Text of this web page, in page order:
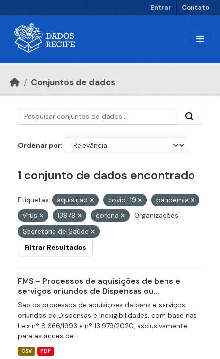
Entrar Contato
Conjuntos de dados
Ordenar por
1 conjunto de dados encontrado
Etiquetas: aquisição covid-19
pandemia
vírus
13979 corona
Organizações:
Secretaria de Saúde
Filtrar Resultados
FMS - Processos de aquisições de bens e
serviços oriundos de Dispensas ou...
São os processos de aquisições de bens e serviços
oriundos de Dispensas e Inexigibilidades, com base nas
Leis nº 8.666/1993 e nº 13.979/2020, exclusivamente
para as ações de...
CSV PDF